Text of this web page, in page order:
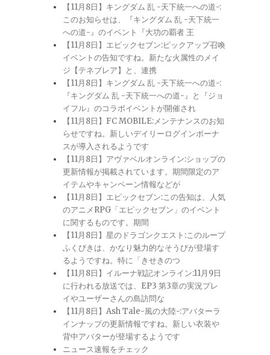
【11月8日】キングダム 乱 -天下統一への道-:
このお知らせは、『キングダム 乱 -天下統一
への道-』のイベント『大功の覇者 王
【11月8日】エピックセブン:ピックアップ召喚
イベントの告知ですね。新たな火属性のメイ
ジ【テネブレア】と、連携
【11月8日】キングダム 乱 -天下統一への道-:
『キングダム 乱 -天下統一への道-』と『ジョ
イフル』のコラボイベントが開催され
【11月8日】FC MOBILE:メンテナンスのお知
らせですね。新しいデイリーログインボーナ
スが導入されるようです
【11月8日】アヴァベルオンライン:ショップの
更新情報が掲載されています。期間限定のア
イテムやキャンペーン情報などが
【11月8日】エピックセブン:この告知は、人気
のアニメRPG「エピックセブン」のイベント
に関するものです。期間
【11月8日】星のドラゴンクエスト:このループ
ふくびきは、かなり魅力的なそうびが登場す
るようですね。特に「きせきのつ
【11月8日】イルーナ戦記オンライン:11月9日
に行われる放送では、EP3 第3章の実況プレ
イやユーザーさんの島訪問な
【11月8日】Ash Tale-風の大陸-:アバターラ
インナップの更新情報ですね。新しい衣装や
背中アバターが登場するようです
ニュース速報をチェック